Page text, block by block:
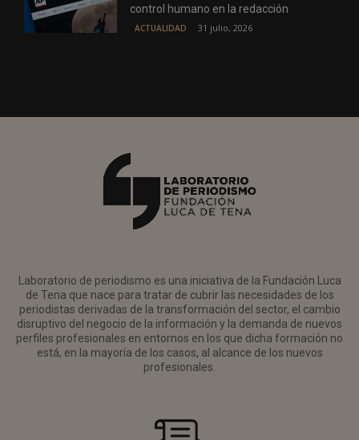
control humano en la redacción
ACTUALIDAD 31 julio, 2026
Laboratorio de periodismo es una iniciativa de la Fundación Luca
de Tena que nace para tratar de cubrir las necesidades de los
periodistas derivadas de la transformación del sector, el cambio
disruptivo del negocio de la información y la demanda de nuevos
perfiles profesionales en entornos en los que dicha formación no
está, en la mayoría de los casos, al alcance de los nuevos
profesionales.